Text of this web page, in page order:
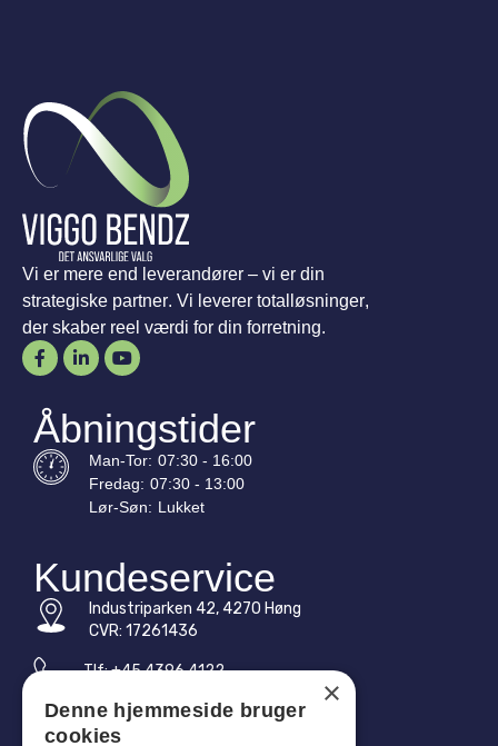
Vi er mere end leverandører – vi er din
strategiske partner. Vi leverer totalløsninger,
der skaber reel værdi for din forretning.
Åbningstider
Man-Tor: 07:30 - 16:00
Fredag: 07:30 - 13:00
Lør-Søn: Lukket
Kundeservice
Industriparken 42, 4270 Høng
CVR: 17261436
Tlf: +45 4396 4122
E-mail: vb@viggobendz.dk
×
Denne hjemmeside bruger
cookies